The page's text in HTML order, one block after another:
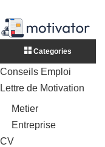
Categories
Conseils Emploi
Lettre de Motivation
Metier
Entreprise
CV